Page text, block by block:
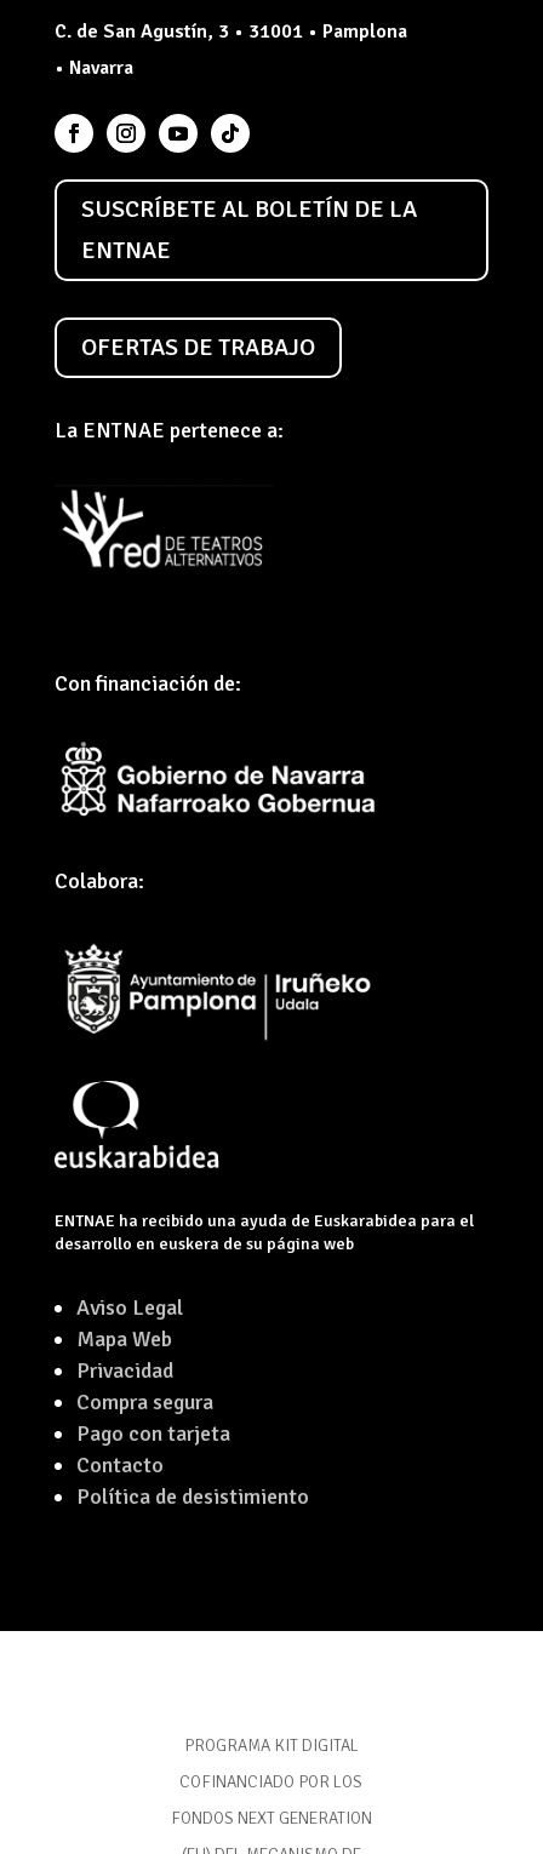
C. de San Agustín, 3 • 31001 • Pamplona
• Navarra
SUSCRÍBETE AL BOLETÍN DE LA
ENTNAE
OFERTAS DE TRABAJO
La ENTNAE pertenece a:
Con financiación de:
Colabora:
ENTNAE ha recibido una ayuda de Euskarabidea para el
desarrollo en euskera de su página web
Aviso Legal
Mapa Web
Privacidad
Compra segura
Pago con tarjeta
Contacto
Política de desistimiento
PROGRAMA KIT DIGITAL
COFINANCIADO POR LOS
FONDOS NEXT GENERATION